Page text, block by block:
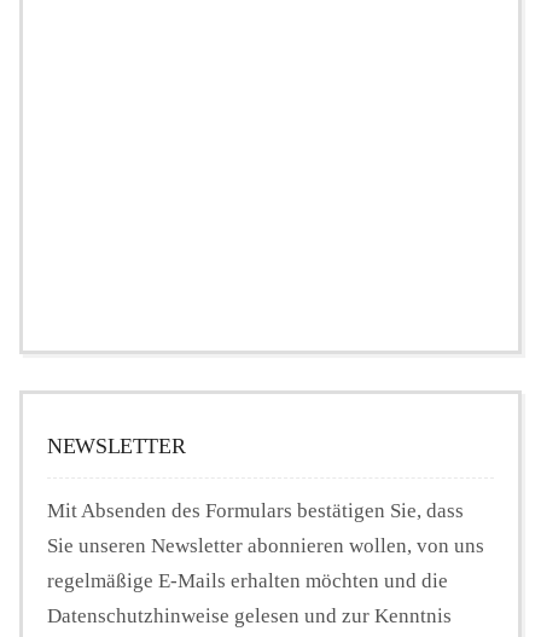
NEWSLETTER
Mit Absenden des Formulars bestätigen Sie, dass
Sie unseren Newsletter abonnieren wollen, von uns
regelmäßige E-Mails erhalten möchten und die
Datenschutzhinweise gelesen und zur Kenntnis